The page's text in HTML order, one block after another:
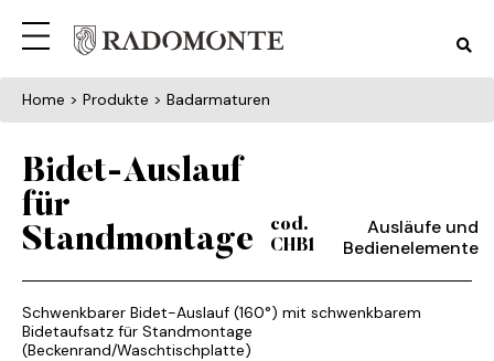
Home > Produkte > Badarmaturen
Bidet-Auslauf
für
Standmontage
cod.
CHB1
Ausläufe und
Bedienelemente
Schwenkbarer Bidet-Auslauf (160°) mit schwenkbarem
Bidetaufsatz für Standmontage
(Beckenrand/Waschtischplatte)